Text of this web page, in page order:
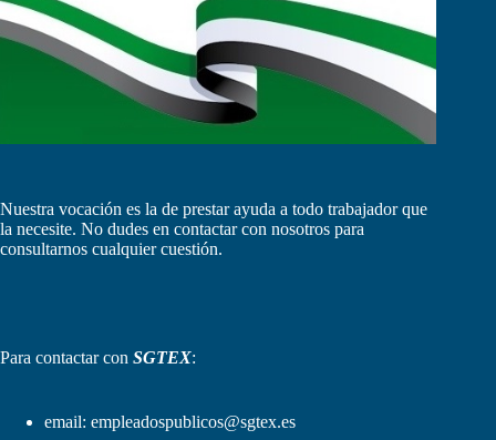
Nuestra vocación es la de prestar ayuda a todo trabajador que
la necesite. No dudes en contactar con nosotros para
consultarnos cualquier cuestión.
Para contactar con SGTEX:
email: empleadospublicos@sgtex.es